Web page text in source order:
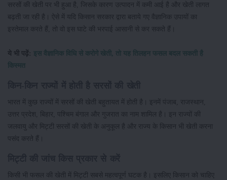
सरसों की खेती पर भी हुआ है, जिसके कारण उत्पादन में कमी आई है और खेती लागत
बढ़ती जा रही है। ऐसे में यदि किसान सरकार द्वारा बताये गए वैज्ञानिक उपायों का
इस्तेमाल करते हैं, तो वो इस घाटे की भरपाई आसानी से कर सकते हैं।
ये भी पढ़ें: इस वैज्ञानिक विधि से करोगे खेती, तो यह तिलहन फसल बदल सकती है
किस्मत
भारत में कुछ राज्यों में सरसों की खेती बहुतायत में होती है। इनमें पंजाब, राजस्थान,
उत्तर प्रदेश, बिहार, पश्चिम बंगाल और गुजरात का नाम शामिल है। इन राज्यों की
जलवायु और मिट्टी सरसों की खेती के अनुकूल है और राज्य के किसान भी खेती करना
पसंद करते हैं।
किसी भी फसल की खेती में मिट्टी सबसे महत्वपूर्ण घटक है। इसलिए किसान को चाहिए